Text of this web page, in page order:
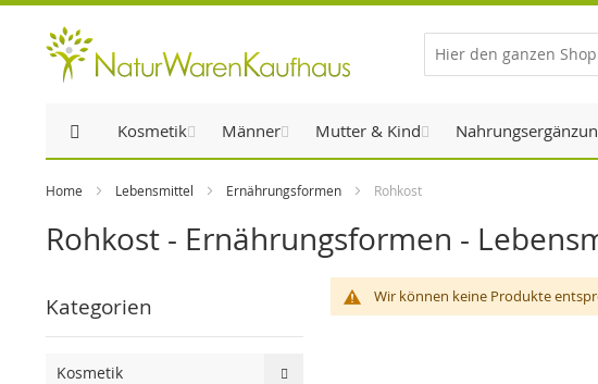
Direkt
zum
Kosmetik Männer Mutter & Kind
Home Lebensmittel Ernährungsformen Rohkost
Rohkost - Ernährungsformen -
Wir können keine Produkte
Kategorien
Kosmetik